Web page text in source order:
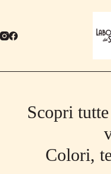
Scopri
Colori,